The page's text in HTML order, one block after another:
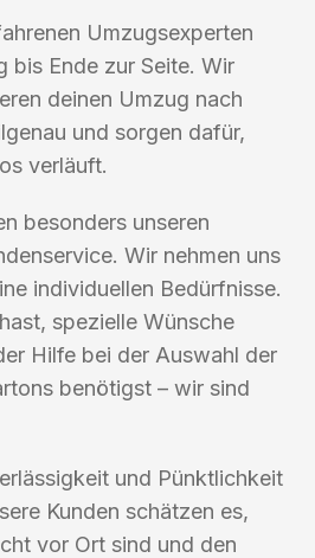
Umzugsexperten
bis Ende zur Seite. Wir
deinen Umzug nach
und sorgen dafür,
verläuft.
besonders unseren
Wir nehmen uns
individuellen Bedürfnisse.
spezielle Wünsche
Hilfe bei der Auswahl der
benötigst – wir sind
und Pünktlichkeit
Kunden schätzen es,
vor Ort sind und den